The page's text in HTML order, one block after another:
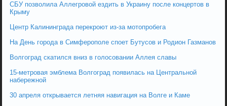
СБУ позволила Аллегровой ездить в Украину после концертов в
Крыму
Центр Калининграда перекроют из-за мотопробега
На День города в Симферополе споет Бутусов и Родион Газманов
Волгоград скатился вниз в голосовании Аллея славы
15-метровая эмблема Волгоград появилась на Центральной
набережной
30 апреля открывается летняя навигация на Волге и Каме